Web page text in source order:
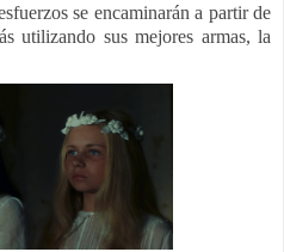
se encaminarán a partir de
utilizando sus mejores armas, la